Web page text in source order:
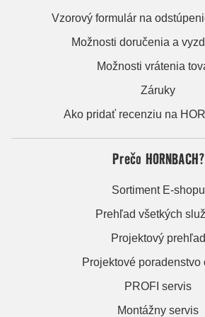
Vzorový formulár na
Možnosti doručenia a
Možnosti vrátenia
Záruky
Ako pridať recenziu na
Prečo HORNBACH?
Sortiment E-shopu
Prehľad všetkých
Projektový prehľad
Projektové poradenstvo
PROFI servis
Montážny servis